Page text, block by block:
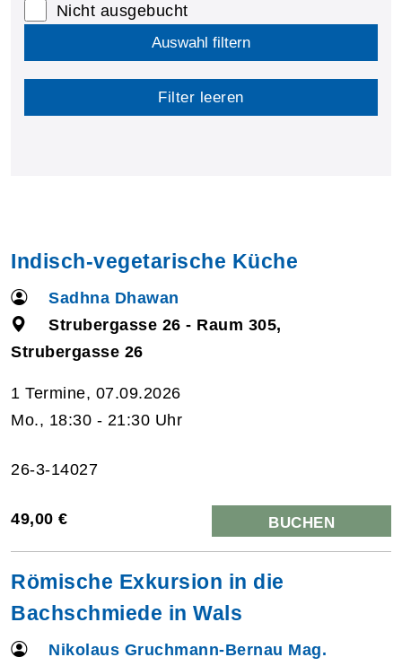
Nicht ausgebucht
Auswahl filtern
Filter leeren
Indisch-vegetarische Küche
Sadhna Dhawan
Strubergasse 26 - Raum 305,
Strubergasse 26
1 Termine, 07.09.2026
Mo., 18:30 - 21:30 Uhr
26-3-14027
49,00 € BUCHEN
Römische Exkursion in die
Bachschmiede in Wals
Nikolaus Gruchmann-Bernau Mag.